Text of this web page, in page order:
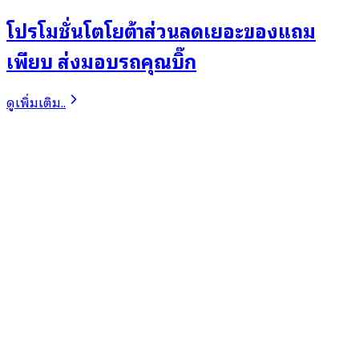
โปรโมชั่นโตโยต้าส่วนลดเยอะของแถม
เพียบ ส่งมอบรถคุณบิ๊ก
ดูเพิ่มเติม..